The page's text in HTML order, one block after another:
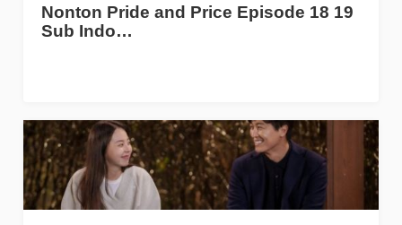
Nonton Pride and Price Episode 18 19
Sub Indo…